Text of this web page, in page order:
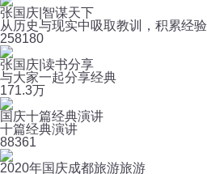
张国庆|智谋天下
从历史与现实中吸取教训，积累经验
258180
张国庆|读书分享
与大家一起分享经典
171.3万
国庆十篇经典演讲
十篇经典演讲
88361
2020年国庆成都旅游旅游